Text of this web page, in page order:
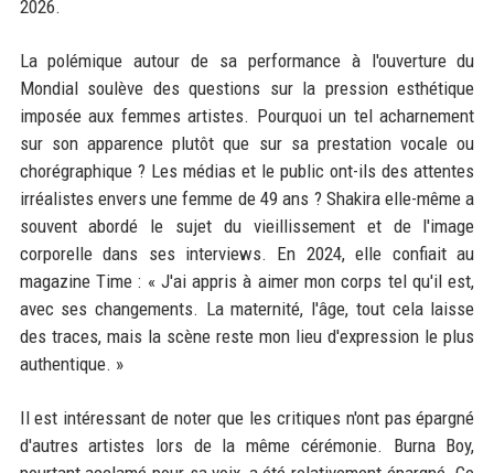
2026.
La polémique autour de sa performance à l'ouverture du
Mondial soulève des questions sur la pression esthétique
imposée aux femmes artistes. Pourquoi un tel acharnement
sur son apparence plutôt que sur sa prestation vocale ou
chorégraphique ? Les médias et le public ont-ils des attentes
irréalistes envers une femme de 49 ans ? Shakira elle-même a
souvent abordé le sujet du vieillissement et de l'image
corporelle dans ses interviews. En 2024, elle confiait au
magazine Time : « J'ai appris à aimer mon corps tel qu'il est,
avec ses changements. La maternité, l'âge, tout cela laisse
des traces, mais la scène reste mon lieu d'expression le plus
authentique. »
Il est intéressant de noter que les critiques n'ont pas épargné
d'autres artistes lors de la même cérémonie. Burna Boy,